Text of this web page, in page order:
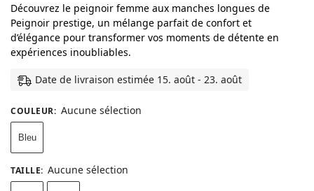
Découvrez le peignoir femme aux manches longues de
Peignoir prestige, un mélange parfait de confort et
d’élégance pour transformer vos moments de détente en
expériences inoubliables.
Date de livraison estimée 15. août - 23. août
COULEUR: Aucune sélection
Bleu
TAILLE: Aucune sélection